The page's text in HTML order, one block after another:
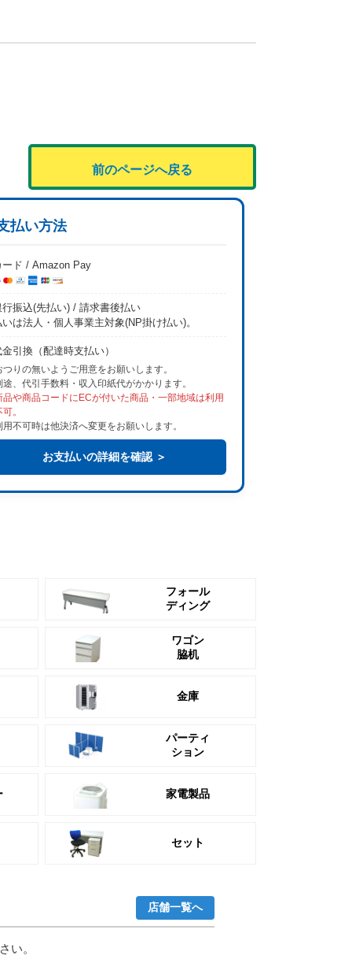
前のページへ戻る
払い方法
ード / Amazon Pay
行振込(先払い) / 請求書後払い
は法人・個人事業主対象(NP掛け払い)。
金引換（配達時支払い）
つりの無いようご用意をお願いします。
途、代引手数料・収入印紙代がかかります。
品や商品コードにECが付いた商品・一部地域は利用
。
用不可時は他決済へ変更をお願いします。
お支払いの詳細を確認 ＞
フォール
ディング
ワゴン
脇机
金庫
パーティ
ション
家電製品
セット
店舗一覧へ
い。